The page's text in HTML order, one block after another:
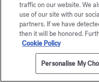
traffic on our website. We
use of our site with our
partners. If we have
then it will be honored.
Cookie Policy
Personalise My